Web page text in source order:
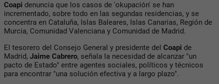
Coapi denuncia que los casos de 'okupación' se han
incrementado, sobre todo en las segundas residencias, y se
concentra en Cataluña, Islas Baleares, Islas Canarias, Región de
Murcia, Comunidad Valenciana y Comunidad de Madrid.
El tesorero del Consejo General y presidente del Coapi de
Madrid, Jaime Cabrero, señala la necesidad de alcanzar "un
pacto de Estado" entre agentes sociales, políticos y técnicos
para encontrar "una solución efectiva y a largo plazo".